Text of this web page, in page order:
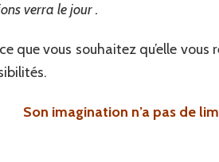
verra le jour .
que vous souhaitez qu’elle
Son imagination n’a pas de